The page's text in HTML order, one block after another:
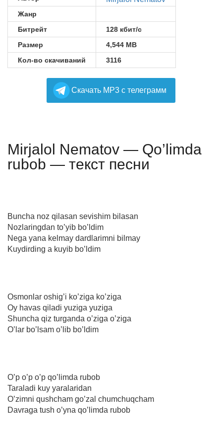
Жанр
Битрейт
128 кбит/с
Размер
4,544 MB
Кол-во скачиваний
3116
Cкачать MP3 с телеграмм
Mirjalol Nematov — Qo’limda
rubob — текст песни
Buncha noz qilasan sevishim bilasan
Nozlaringdan to’yib bo’ldim
Nega yana kelmay dardlarimni bilmay
Kuydirding a kuyib bo’ldim
Osmonlar oshig’i ko’ziga ko’ziga
Oy havas qiladi yuziga yuziga
Shuncha qiz turganda o’ziga o’ziga
O’lar bo’lsam o’lib bo’ldim
O’p o’p o’p qo’limda rubob
Taraladi kuy yaralaridan
O’zimni qushcham go’zal chumchuqcham
Davraga tush o’yna qo’limda rubob